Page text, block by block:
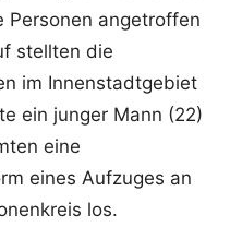
Personen angetroffen
stellten die
im Innenstadtgebiet
ein junger Mann (22)
eine
eines Aufzuges an
los.